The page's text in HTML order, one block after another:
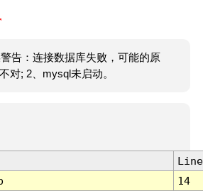
告：连接数据库失败，可能的原
对; 2、mysql未启动。
Line
14